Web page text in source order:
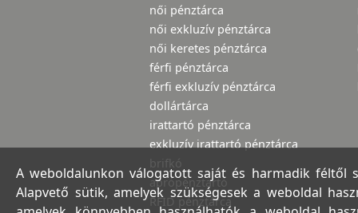
női pénztárca
női exkluzív pénztárca
női keretes pénztárca
férfi pénztárca
férfi exkluzív pénztárca
dollártárca
irattartó pénztárca
exkluzív irattartó pénztárca
brifkó
aprópénztartó
RFID pénztárca
A weboldalunkon válogatott saját és harmadik féltől
Alapvető sütik, amelyek szükségesek a weboldal